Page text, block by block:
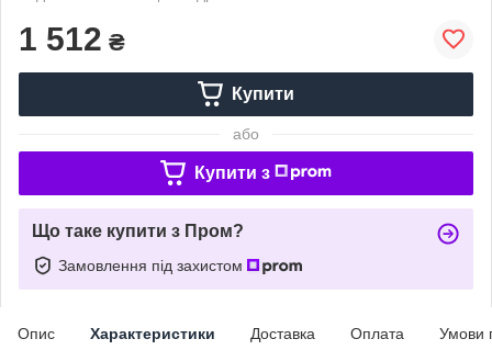
1 512 ₴
Купити
або
Купити з
Що таке купити з Пром?
Замовлення під захистом
Опис Характеристики Доставка Оплата Умови